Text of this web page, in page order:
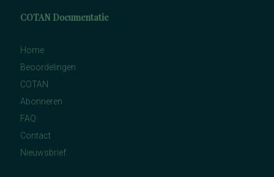
COTAN Documentatie
Home
Beoordelingen
COTAN
Abonneren
FAQ
Contact
Nieuwsbrief